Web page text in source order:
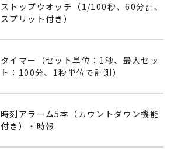
ストップウオッチ（1/100秒、60分計、
スプリット付き）
タイマー（セット単位：1秒、最大セッ
ト：100分、1秒単位で計測）
時刻アラーム5本（カウントダウン機能
付き）・時報